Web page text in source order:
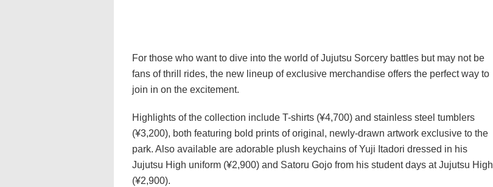
For those who want to dive into the world of Jujutsu Sorcery battles but may not be
fans of thrill rides, the new lineup of exclusive merchandise offers the perfect way to
join in on the excitement.
Highlights of the collection include T-shirts (¥4,700) and stainless steel tumblers
(¥3,200), both featuring bold prints of original, newly-drawn artwork exclusive to the
park. Also available are adorable plush keychains of Yuji Itadori dressed in his
Jujutsu High uniform (¥2,900) and Satoru Gojo from his student days at Jujutsu High
(¥2,900).